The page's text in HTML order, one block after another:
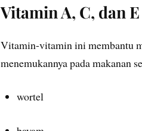
Vitamin A, C, dan E
Vitamin-vitamin ini membantu
menemukannya pada makanan
wortel